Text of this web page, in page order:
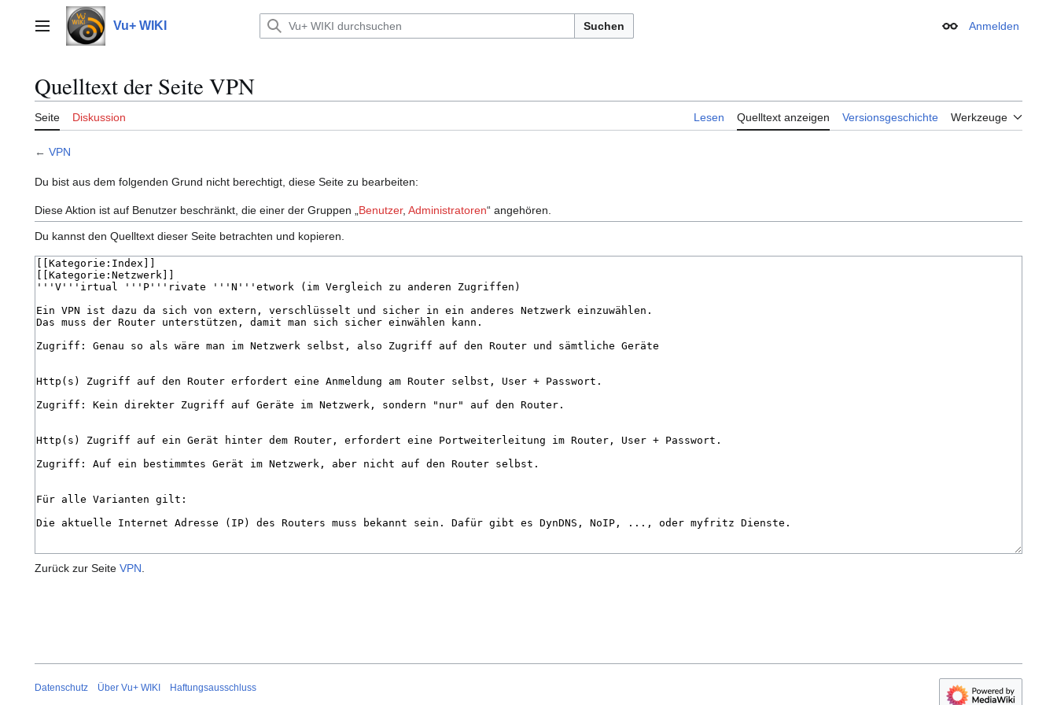
springenHauptmenü Vu+ WIKI Suchen Erscheinungsbild
Anmelden
Quelltext der Seite VPN
Seite Diskussion Lesen Quelltext anzeigen Versionsgeschichte Werkzeuge
← VPN
Du bist aus dem folgenden Grund nicht berechtigt, diese Seite zu bearbeiten:
Diese Aktion ist auf Benutzer beschränkt, die einer der Gruppen „ Benutzer, Administratoren“ angehören.
Du kannst den Quelltext dieser Seite betrachten und kopieren.
Zurück zur Seite VPN.
Datenschutz Über Vu+ WIKI Haftungsausschluss